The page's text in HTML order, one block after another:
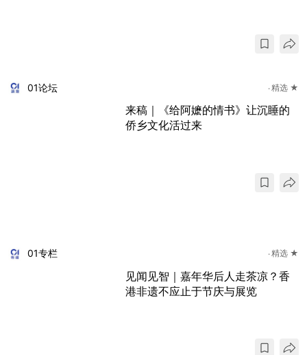
01论坛 精选 ★
来稿｜《给阿嬷的情书》让沉睡的
侨乡文化活过来
01专栏 精选 ★
见闻见智｜嘉年华后人走茶凉？香
港非遗不应止于节庆与展览